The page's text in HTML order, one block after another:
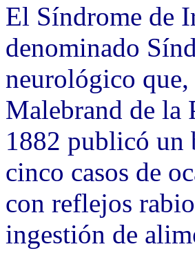
El Síndrome de
denominado
neurológico
Malebrand de la
1882 publicó un
cinco casos de
con reflejos
ingestión de